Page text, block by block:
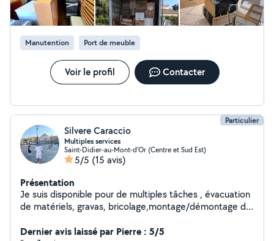
Manutention Port de meuble
Voir le profil Contacter
Particulier
Silvere Caraccio
Multiples services
Saint-Didier-au-Mont-d'Or (Centre et Sud Est)
5/5 (15 avis)
Présentation
Je suis disponible pour de multiples tâches , évacuation
de matériels, gravas, bricolage,montage/démontage de
N'hésitez pas à me contacter par le biais de l'application
Dernier avis laissé par Pierre : 5/5